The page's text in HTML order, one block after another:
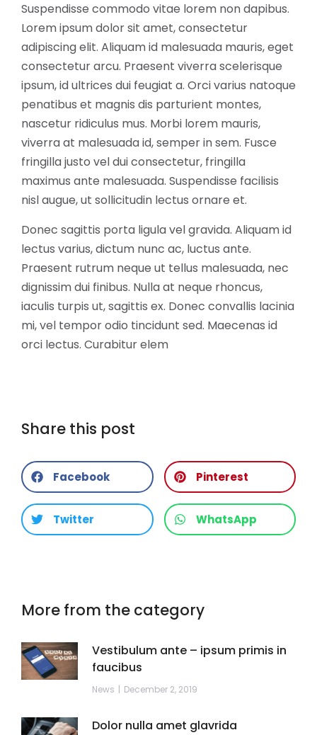
Suspendisse commodo vitae lorem non dapibus.
Lorem ipsum dolor sit amet, consectetur
adipiscing elit. Aliquam id malesuada mauris, eget
consectetur arcu. Praesent viverra scelerisque
ipsum, id ultrices dui feugiat a. Orci varius natoque
penatibus et magnis dis parturient montes,
nascetur ridiculus mus. Morbi lorem mauris,
viverra at malesuada id, semper in sem. Fusce
fringilla justo vel dui consectetur, fringilla
maximus ante malesuada. Suspendisse facilisis
nisl augue, ut sollicitudin lectus ornare et.
Donec sagittis porta ligula vel gravida. Aliquam id
lectus varius, dictum nunc ac, luctus ante.
Praesent rutrum neque ut tellus malesuada, nec
dignissim dui finibus. Nulla at neque rhoncus,
iaculis turpis ut, sagittis ex. Donec convallis lacinia
mi, vel tempor odio tincidunt sed. Maecenas id
orci lectus. Curabitur elem
Share this post
Facebook Pinterest
Twitter WhatsApp
More from the category
Vestibulum ante – ipsum primis in
faucibus
News December 2, 2019
Dolor nulla amet glavrida